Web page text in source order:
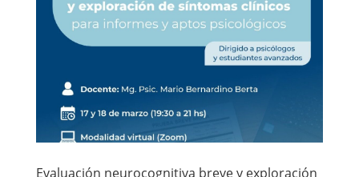
Evaluación neurocognitiva breve y exploración